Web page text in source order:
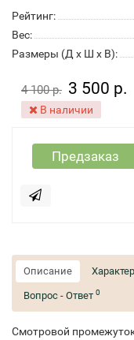
Рейтинг:
Вес:
Размеры (Д x Ш x В):
4 100 р. 3 500 р.
В наличии
Предзаказ
Описание
Вопрос - Ответ 0
Смотровой